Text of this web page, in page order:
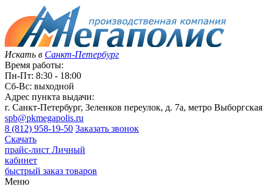
Искать в Санкт-Петербург
Время работы:
Пн-Пт: 8:30 - 18:00
Сб-Вс: выходной
Адрес пункта выдачи:
г. Санкт-Петербург, Зеленков переулок, д. 7а, метро Выборгская
spb@pkmegapolis.ru
8 (812) 958-19-50 Заказать звонок
Скачать
прайс-лист Личный
кабинет
быстрый заказ товаров
Меню